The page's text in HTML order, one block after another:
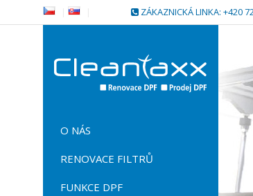
ZÁKAZNICKÁ LINKA: +420
O NÁS
RENOVACE FILTRŮ
FUNKCE DPF